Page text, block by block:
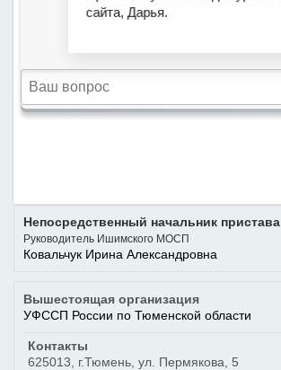
Непосредственный начальник пристава
Руководитель Ишимского МОСП
Ковальчук Ирина Александровна
Вышестоящая организация
УФССП России по Тюменской области
Контакты
625013
г.Тюмень ул. Пермякова, 5